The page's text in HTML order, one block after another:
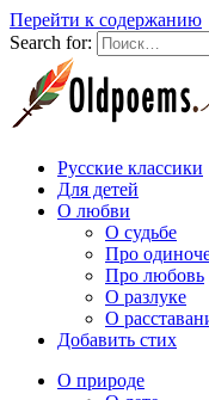
Перейти к содержанию
Search for:
Русские классики
Для детей
О любви
О судьбе
Про
Про любовь
О разлуке
О
Добавить стих
О природе